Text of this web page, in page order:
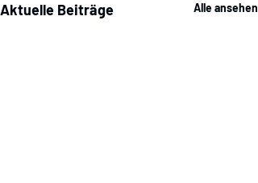
Aktuelle Beiträge Alle ansehen